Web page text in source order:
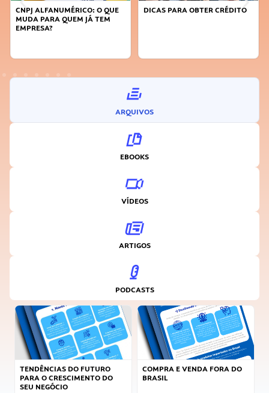
DICAS PARA OBTER CRÉDITO
FAÇA A DIFERENÇA: SEJA
ARQUIVOS
EBOOKS
VÍDEOS
ARTIGOS
PODCASTS
TENDÊNCIAS DO FUTURO
PARA O CRESCIMENTO DO
SEU NEGÓCIO
COMPRA E VENDA FORA DO
BRASIL